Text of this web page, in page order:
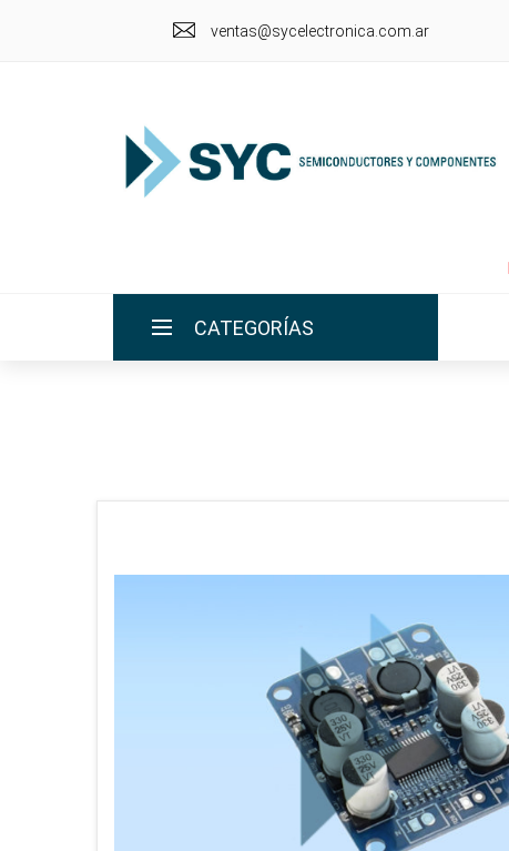
ventas@sycelectronica.com.ar
CATEGORÍAS
ventas@sycelectronica.com.ar